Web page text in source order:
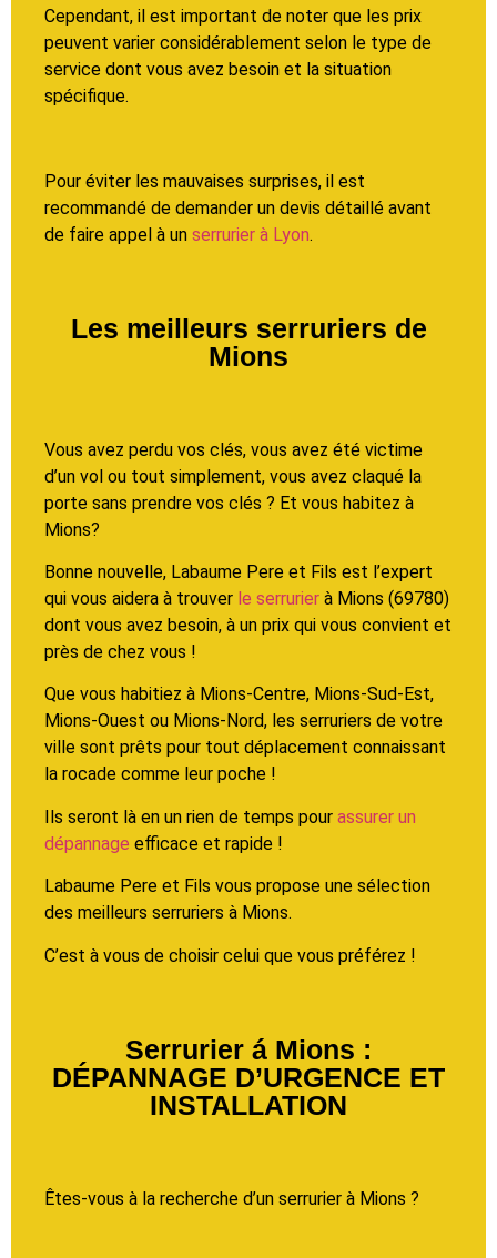
Cependant, il est important de noter que les prix
peuvent varier considérablement selon le type de
service dont vous avez besoin et la situation
spécifique.
Pour éviter les mauvaises surprises, il est
recommandé de demander un devis détaillé avant
de faire appel à un serrurier à Lyon.
Les meilleurs serruriers de
Mions
Vous avez perdu vos clés, vous avez été victime
d’un vol ou tout simplement, vous avez claqué la
porte sans prendre vos clés ? Et vous habitez à
Mions?
Bonne nouvelle, Labaume Pere et Fils est l’expert
qui vous aidera à trouver le serrurier à Mions (69780)
dont vous avez besoin, à un prix qui vous convient et
près de chez vous !
Que vous habitiez à Mions-Centre, Mions-Sud-Est,
Mions-Ouest ou Mions-Nord, les serruriers de votre
ville sont prêts pour tout déplacement connaissant
la rocade comme leur poche !
Ils seront là en un rien de temps pour assurer un
dépannage efficace et rapide !
Labaume Pere et Fils vous propose une sélection
des meilleurs serruriers à Mions.
C’est à vous de choisir celui que vous préférez !
Serrurier á Mions :
DÉPANNAGE D’URGENCE ET
INSTALLATION
Êtes-vous à la recherche d’un serrurier à Mions ?